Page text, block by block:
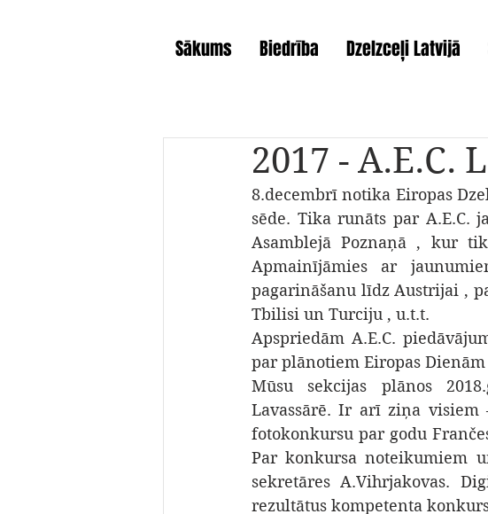
Sākums Biedrība Dzelzceļi Latvijā
2017 - A.E.C.
8.decembrī notika Eiropas
sēde. Tika runāts par A.E.C.
Asamblejā Poznaņā , kur
Apmainījāmies ar
pagarināšanu līdz Austrijai ,
Tbilisi un Turciju , u.t.t.
Apspriedām A.E.C.
par plānotiem Eiropas
Mūsu sekcijas plānos
Lavassārē. Ir arī ziņa visiem
fotokonkursu par godu
Par konkursa noteikumiem
sekretāres A.Vihrjakovas.
rezultātus kompetenta